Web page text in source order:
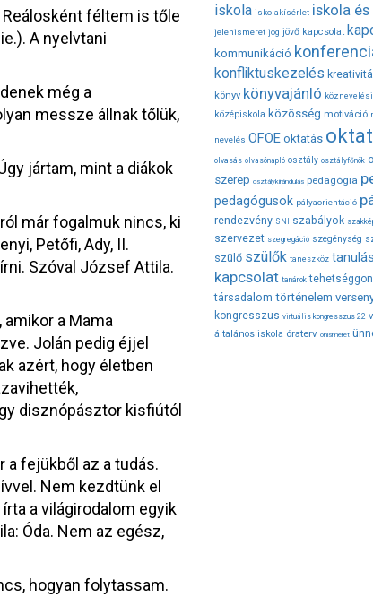
féltem is tőle
A nyelvtani
még a
messze állnak tőlük,
jártam, mint a diákok
már fogalmuk nincs, ki
Petőfi, Ady, II.
Szóval József Attila.
a Mama
Jolán pedig éjjel
azért, hogy életben
disznópásztor kisfiútól
a fejükből az a tudás.
Nem kezdtünk el
a világirodalom egyik
Óda. Nem az egész,
hogyan folytassam.
iskola iskolakísérlet iskola
jelenismeret jog jövő kapcsolat
kommunikáció
konfliktuskezelés
könyv könyvajánló
középiskola közösség motiváció
nevelés OFOE oktatás
olvasás olvasónapló osztály osztályfőnök
szerep osztálykirándulás pedagógia
pedagógusok pályaorientáció
rendezvény SNI szabályok
szervezet szegregáció szegénység
szülő szülők taneszköz tanulás
kapcsolat tanárok
társadalom történelem
kongresszus virtuális kongresszus 22
általános iskola óraterv önismeret